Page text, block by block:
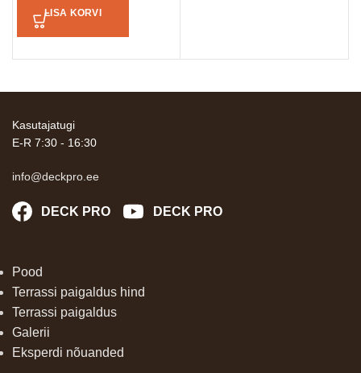
LISA KORVI
Kasutajatugi
E-R 7:30 - 16:30
info@deckpro.ee
DECK PRO DECK PRO
Pood
Terrassi paigaldus hind
Terrassi paigaldus
Galerii
Eksperdi nõuanded